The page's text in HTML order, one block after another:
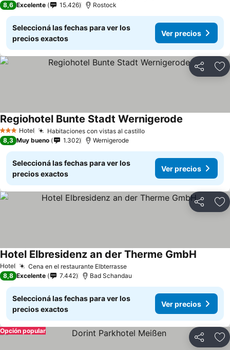
8,6 Excelente 15.426 Rostock
Seleccioná las fechas para ver los
precios exactos
Ver precios
Compartir
3 Estrellas
Hotel Habitaciones con vistas al castillo
Regiohotel Bunte Stadt Wernigerode
8,3 Muy bueno 1.302 Wernigerode
Seleccioná las fechas para ver los
precios exactos
Ver precios
Compartir
Hotel Cena en el restaurante Elbterrasse
Hotel Elbresidenz an der Therme GmbH
8,8 Excelente 7.442 Bad Schandau
Seleccioná las fechas para ver los
precios exactos
Ver precios
Compartir
Opción popular